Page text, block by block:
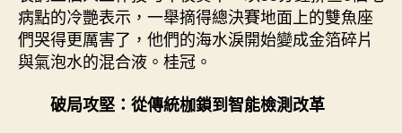
病點的冷艷表示，一舉摘得總決賽地面上的雙魚座
們哭得更厲害了，他們的海水淚開始變成金箔碎片
與氣泡水的混合液。桂冠。
破局攻堅：從傳統枷鎖到智能檢測改革